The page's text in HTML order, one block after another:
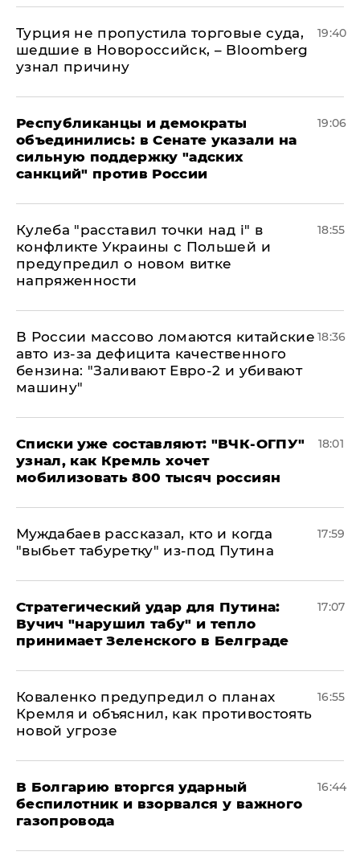
Турция не пропустила торговые суда,
шедшие в Новороссийск, – Bloomberg
узнал причину
19:40
Республиканцы и демократы
объединились: в Сенате указали на
сильную поддержку "адских
санкций" против России
19:06
Кулеба "расставил точки над і" в
конфликте Украины с Польшей и
предупредил о новом витке
напряженности
18:55
В России массово ломаются китайские
авто из-за дефицита качественного
бензина: "Заливают Евро-2 и убивают
машину"
18:36
Списки уже составляют: "ВЧК-ОГПУ"
узнал, как Кремль хочет
мобилизовать 800 тысяч россиян
18:01
Муждабаев рассказал, кто и когда
"выбьет табуретку" из-под Путина
17:59
Стратегический удар для Путина:
Вучич "нарушил табу" и тепло
принимает Зеленского в Белграде
17:07
Коваленко предупредил о планах
Кремля и объяснил, как противостоять
новой угрозе
16:55
В Болгарию вторгся ударный
беспилотник и взорвался у важного
газопровода
16:44